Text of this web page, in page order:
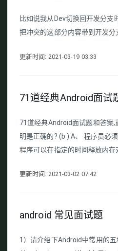
比如说我从Dev切换回开发分
把冲突的这部分内容带到开发
更新时间: 2021-03-19 03:33
71道经典Android面试
71道经典Android面试题和答案
明是正确的? (b ) A、 程序员必
程序可以在指定的时间释放内存
更新时间: 2021-03-02 07:42
android 常见面试题
1）请介绍下Android中常用的